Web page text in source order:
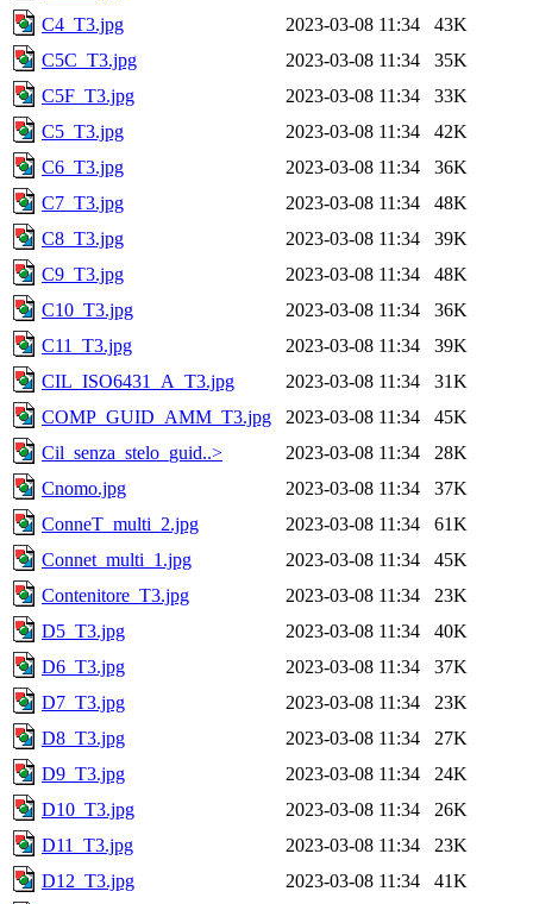
C4_T3.jpg
2023-03-08 11:34
43K
C5C_T3.jpg
2023-03-08 11:34
35K
C5F_T3.jpg
2023-03-08 11:34
33K
C5_T3.jpg
2023-03-08 11:34
42K
C6_T3.jpg
2023-03-08 11:34
36K
C7_T3.jpg
2023-03-08 11:34
48K
C8_T3.jpg
2023-03-08 11:34
39K
C9_T3.jpg
2023-03-08 11:34
48K
C10_T3.jpg
2023-03-08 11:34
36K
C11_T3.jpg
2023-03-08 11:34
39K
CIL_ISO6431_A_T3.jpg
2023-03-08 11:34
31K
COMP_GUID_AMM_T3.jpg
2023-03-08 11:34
45K
Cil_senza_stelo_guid..>
2023-03-08 11:34
28K
Cnomo.jpg
2023-03-08 11:34
37K
ConneT_multi_2.jpg
2023-03-08 11:34
61K
Connet_multi_1.jpg
2023-03-08 11:34
45K
Contenitore_T3.jpg
2023-03-08 11:34
23K
D5_T3.jpg
2023-03-08 11:34
40K
D6_T3.jpg
2023-03-08 11:34
37K
D7_T3.jpg
2023-03-08 11:34
23K
D8_T3.jpg
2023-03-08 11:34
27K
D9_T3.jpg
2023-03-08 11:34
24K
D10_T3.jpg
2023-03-08 11:34
26K
D11_T3.jpg
2023-03-08 11:34
23K
D12_T3.jpg
2023-03-08 11:34
41K